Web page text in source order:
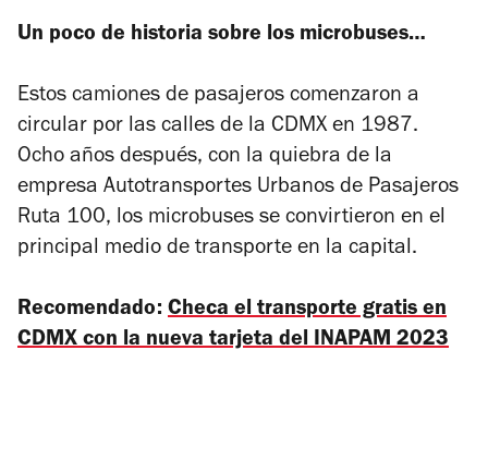
Un poco de historia sobre los microbuses…
Estos camiones de pasajeros comenzaron a
circular por las calles de la CDMX en 1987.
Ocho años después, con la quiebra de la
empresa Autotransportes Urbanos de Pasajeros
Ruta 100, los microbuses se convirtieron en el
principal medio de transporte en la capital.
Recomendado: Checa el transporte gratis en
CDMX con la nueva tarjeta del INAPAM 2023